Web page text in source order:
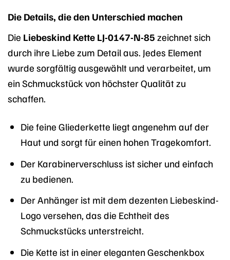
Die Details, die den Unterschied machen
Die Liebeskind Kette LJ-0147-N-85 zeichnet sich
durch ihre Liebe zum Detail aus. Jedes Element
wurde sorgfältig ausgewählt und verarbeitet, um
ein Schmuckstück von höchster Qualität zu
schaffen.
Die feine Gliederkette liegt angenehm auf der
Haut und sorgt für einen hohen Tragekomfort.
Der Karabinerverschluss ist sicher und einfach
zu bedienen.
Der Anhänger ist mit dem dezenten Liebeskind-
Logo versehen, das die Echtheit des
Schmuckstücks unterstreicht.
Die Kette ist in einer eleganten Geschenkbox